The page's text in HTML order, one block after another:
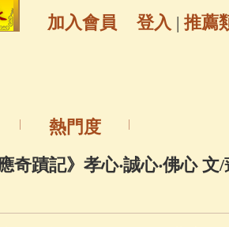
子五十三參
加入會員 登入 | 推薦
熱門度
奇蹟記》孝心‧誠心‧佛心